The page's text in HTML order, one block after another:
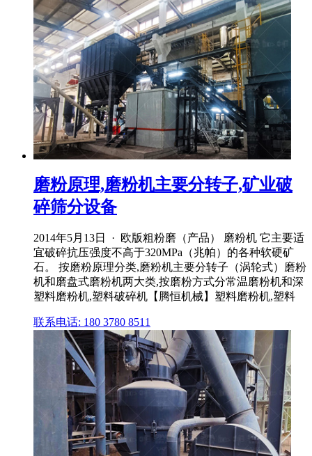
磨粉原理,磨粉机主要分转子,矿业破
碎筛分设备
2014年5月13日 · 欧版粗粉磨（产品） 磨粉机 它主要适
宜破碎抗压强度不高于320MPa（兆帕）的各种软硬矿
石。 按磨粉原理分类,磨粉机主要分转子（涡轮式）磨粉
机和磨盘式磨粉机两大类,按磨粉方式分常温磨粉机和深
塑料磨粉机,塑料破碎机【腾恒机械】塑料磨粉机,塑料
联系电话: 180 3780 8511